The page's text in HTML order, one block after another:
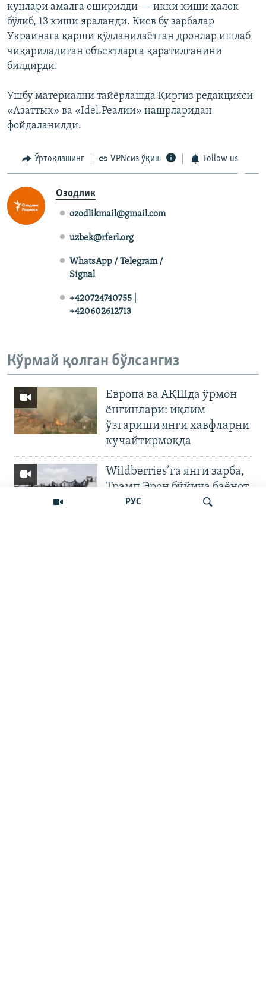
РУС
кунлари амалга оширилди — икки киши ҳалок
бўлиб, 13 киши яраланди. Киев бу зарбалар
Украинага қарши қўлланилаётган дронлар ишлаб
чиқариладиган объектларга қаратилганини
билдирди.
Ушбу материални тайёрлашда Қирғиз редакцияси
«Азаттык» ва «Idel.Реалии» нашрларидан
фойдаланилди.
Ўртоқлашинг VPNсиз ўқиш Follow us
Озодлик
ozodlikmail@gmail.com
uzbek@rferl.org
WhatsApp / Telegram /
Signal
+420724740755 |
+420602612713
Кўрмай қолган бўлсангиз
Европа ва АҚШда ўрмон
ёнғинлари: иқлим
ўзгариши янги хавфларни
кучайтирмоқда
Wildberries’га янги зарба,
Трамп Эрон бўйича баёнот
қилди